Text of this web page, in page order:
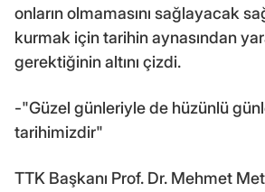
onların olmamasını sağlayacak
kurmak için tarihin aynasından
gerektiğinin altını çizdi.
-"Güzel günleriyle de hüzünlü
tarihimizdir"
TTK Başkanı Prof. Dr. Mehmet